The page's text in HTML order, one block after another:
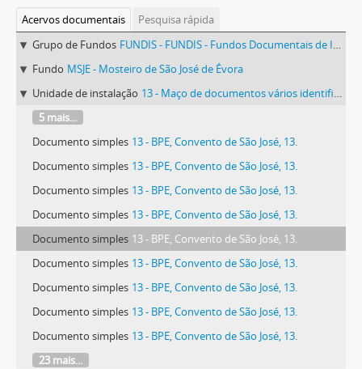
Acervos documentais
Pesquisa rápida
Grupo de Fundos FUNDIS - FUNDIS - Fundos Documentais de Instituições do Sul
Fundo MSJE - Mosteiro de São José de Évora
Unidade de instalação 13 - Maço de documentos vários identificado com o número 13.
5 mais...
Documento simples 13 - BPE, Convento de São José, 13.
Documento simples 13 - BPE, Convento de São José, 13.
Documento simples 13 - BPE, Convento de São José, 13.
Documento simples 13 - BPE, Convento de São José, 13.
Documento simples 13 - BPE, Convento de São José, 13.
Documento simples 13 - BPE, Convento de São José, 13.
Documento simples 13 - BPE, Convento de São José, 13.
Documento simples 13 - BPE, Convento de São José, 13.
Documento simples 13 - BPE, Convento de São José, 13.
23 mais...